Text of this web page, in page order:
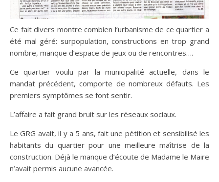
Ce fait divers montre combien l’urbanisme de ce quartier a
été mal géré: surpopulation, constructions en trop grand
nombre, manque d’espace de jeux ou de rencontres….
Ce quartier voulu par la municipalité actuelle, dans le
mandat précédent, comporte de nombreux défauts. Les
premiers symptômes se font sentir.
L’affaire a fait grand bruit sur les réseaux sociaux.
Le GRG avait, il y a 5 ans, fait une pétition et sensibilisé les
habitants du quartier pour une meilleure maîtrise de la
construction. Déjà le manque d’écoute de Madame le Maire
n’avait permis aucune avancée.